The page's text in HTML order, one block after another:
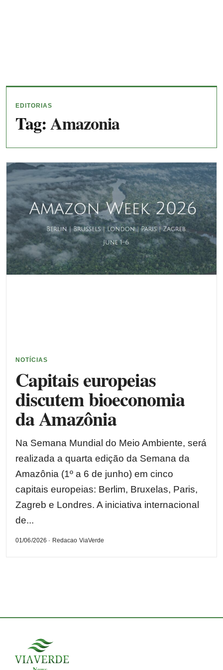
EDITORIAS
Tag:Amazonia
NOTÍCIAS
Capitais europeias
discutem bioeconomia
da Amazônia
Na Semana Mundial do Meio Ambiente, será
realizada a quarta edição da Semana da
Amazônia (1º a 6 de junho) em cinco
capitais europeias: Berlim, Bruxelas, Paris,
Zagreb e Londres. A iniciativa internacional
de...
01/06/2026 · Redacao ViaVerde